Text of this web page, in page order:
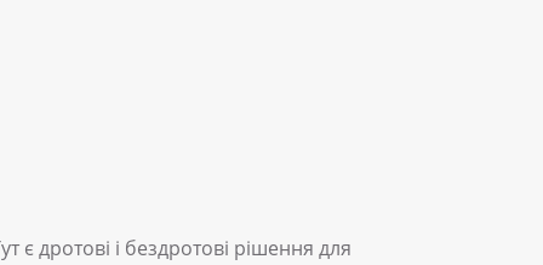
є дротові і бездротові рішення для